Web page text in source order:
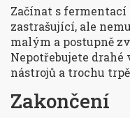
Začínat s fermentací
zastrašující, ale
malým a postupně
Nepotřebujete
nástrojů a trochu
Zakončení